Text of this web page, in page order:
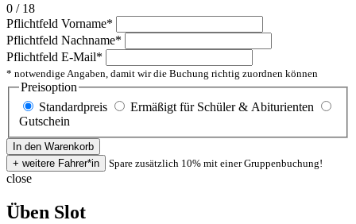
0 / 18
Pflichtfeld Vorname*
Pflichtfeld Nachname*
Pflichtfeld E-Mail*
* notwendige Angaben, damit wir die Buchung richtig zuordnen können
Preisoption
Standardpreis
Ermäßigt für Schüler & Abiturienten
Gutschein
Spare zusätzlich 10% mit einer Gruppenbuchung!
close
Üben Slot